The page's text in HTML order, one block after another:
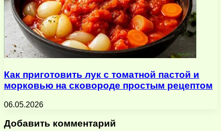
Как приготовить лук с томатной пастой и
морковью на сковороде простым рецептом
06.05.2026
Добавить комментарий